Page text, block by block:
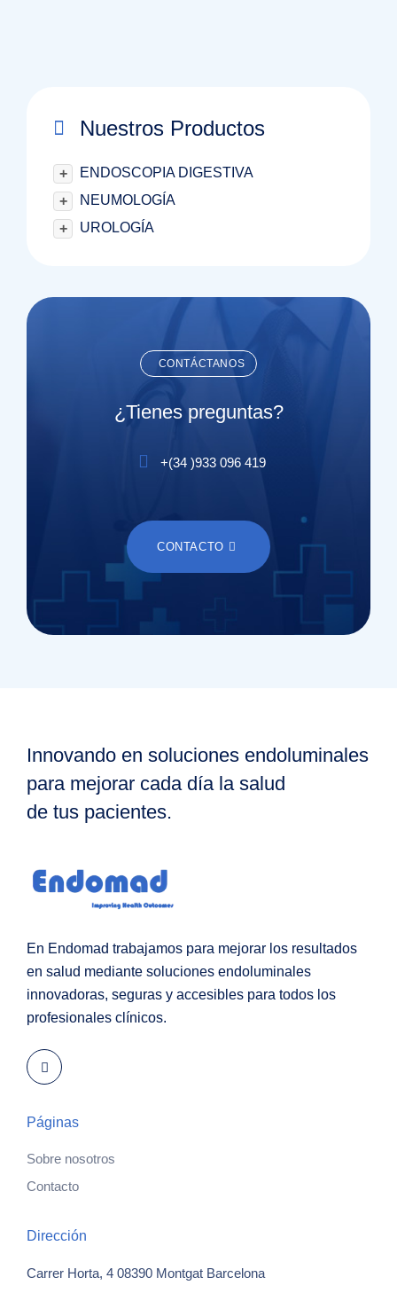
Nuestros Productos
+
ENDOSCOPIA DIGESTIVA
+
NEUMOLOGÍA
+
UROLOGÍA
CONTÁCTANOS
¿Tienes preguntas?
+(34 )933 096 419
CONTACTO
Innovando en soluciones endoluminales
para mejorar cada día la salud
de tus pacientes.
En Endomad trabajamos para mejorar los resultados
en salud mediante soluciones endoluminales
innovadoras, seguras y accesibles para todos los
profesionales clínicos.
Páginas
Sobre nosotros
Contacto
Dirección
Carrer Horta, 4 08390 Montgat Barcelona